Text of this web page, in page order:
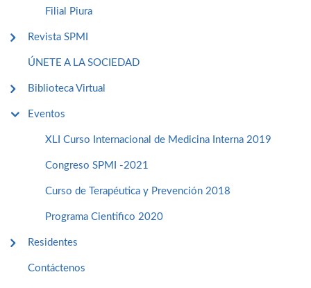
Filial Piura
Revista SPMI
ÚNETE A LA SOCIEDAD
Biblioteca Virtual
Eventos
XLI Curso Internacional de Medicina Interna 2019
Congreso SPMI -2021
Curso de Terapéutica y Prevención 2018
Programa Cientifico 2020
Residentes
Contáctenos